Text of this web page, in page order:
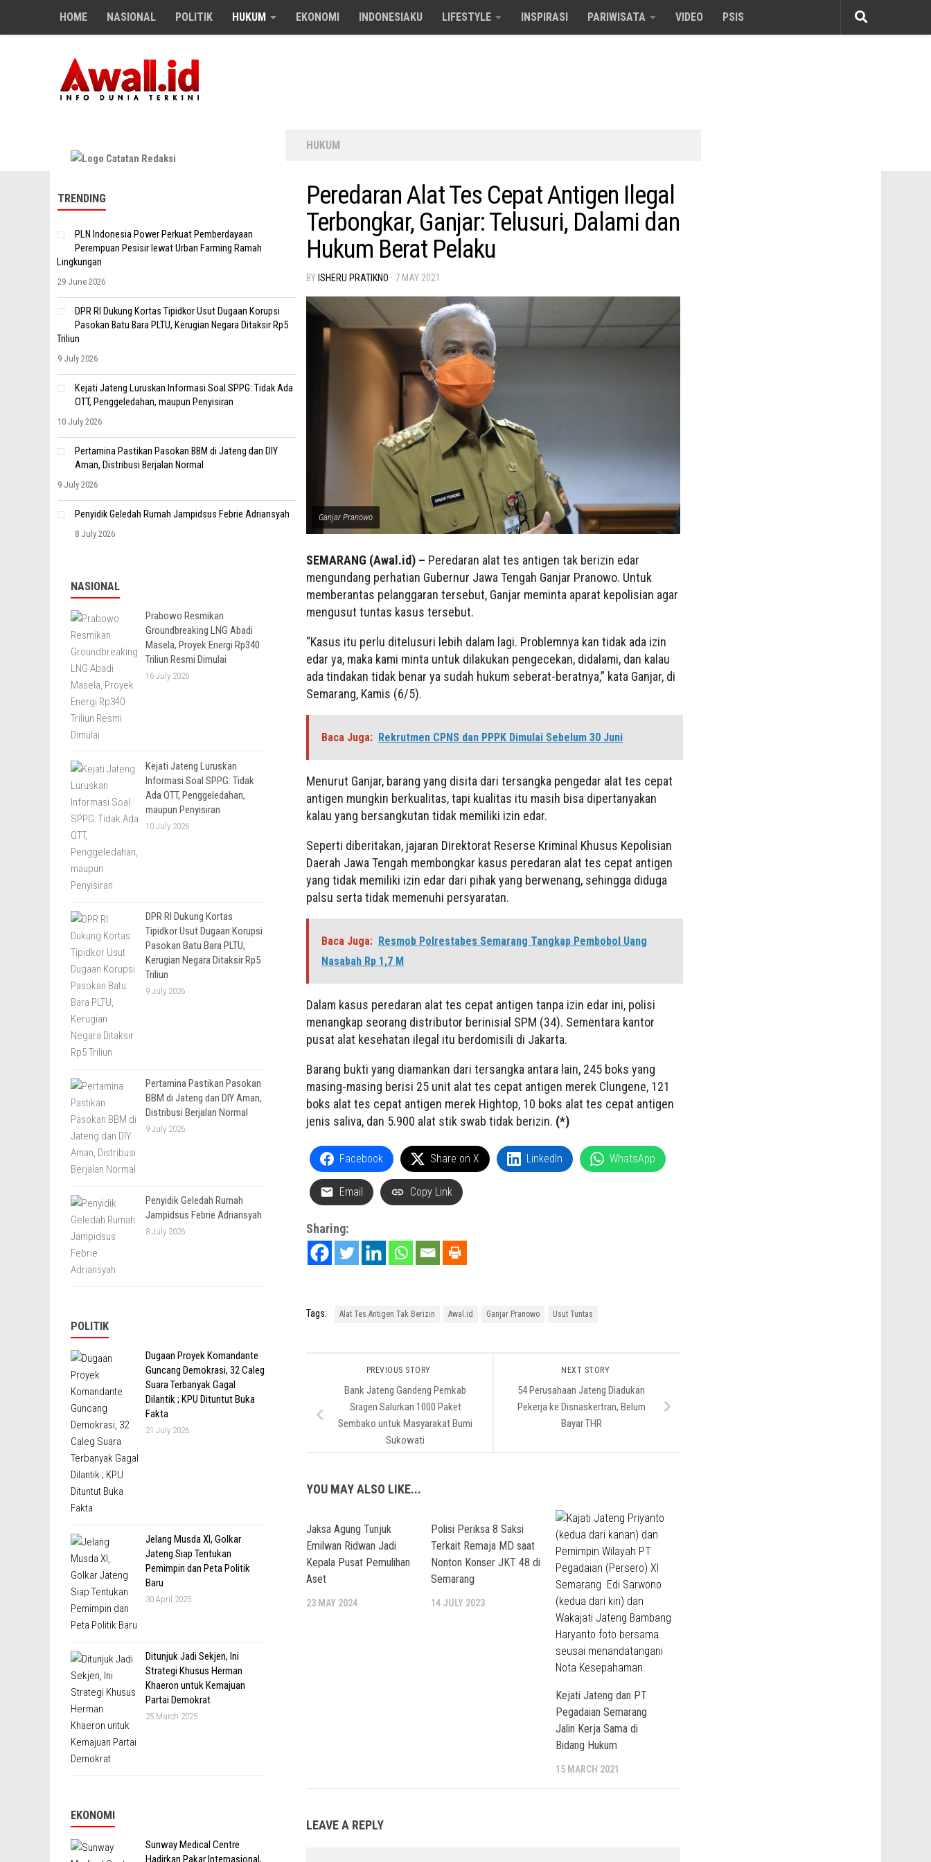
Skip to content
HOME NASIONAL POLITIK HUKUM EKONOMI INDONESIAKU LIFESTYLE INSPIRASI PARIWISATA VIDEO PSIS
HUKUM
Peredaran Alat Tes Cepat Antigen Ilegal
Terbongkar, Ganjar: Telusuri, Dalami dan
Hukum Berat Pelaku
BY ISHERU PRATIKNO · 7 MAY 2021
Ganjar Pranowo
SEMARANG (Awal.id) – Peredaran alat tes antigen tak berizin edar
mengundang perhatian Gubernur Jawa Tengah Ganjar Pranowo. Untuk
memberantas pelanggaran tersebut, Ganjar meminta aparat kepolisian agar
mengusut tuntas kasus tersebut.
“Kasus itu perlu ditelusuri lebih dalam lagi. Problemnya kan tidak ada izin
edar ya, maka kami minta untuk dilakukan pengecekan, didalami, dan kalau
ada tindakan tidak benar ya sudah hukum seberat-beratnya,” kata Ganjar, di
Semarang, Kamis (6/5).
Baca Juga: Rekrutmen CPNS dan PPPK Dimulai Sebelum 30 Juni
Menurut Ganjar, barang yang disita dari tersangka pengedar alat tes cepat
antigen mungkin berkualitas, tapi kualitas itu masih bisa dipertanyakan
kalau yang bersangkutan tidak memiliki izin edar.
Seperti diberitakan, jajaran Direktorat Reserse Kriminal Khusus Kepolisian
Daerah Jawa Tengah membongkar kasus peredaran alat tes cepat antigen
yang tidak memiliki izin edar dari pihak yang berwenang, sehingga diduga
palsu serta tidak memenuhi persyaratan.
Baca Juga: Resmob Polrestabes Semarang Tangkap Pembobol Uang
Nasabah Rp 1,7 M
Dalam kasus peredaran alat tes cepat antigen tanpa izin edar ini, polisi
menangkap seorang distributor berinisial SPM (34). Sementara kantor
pusat alat kesehatan ilegal itu berdomisili di Jakarta.
Barang bukti yang diamankan dari tersangka antara lain, 245 boks yang
masing-masing berisi 25 unit alat tes cepat antigen merek Clungene, 121
boks alat tes cepat antigen merek Hightop, 10 boks alat tes cepat antigen
jenis saliva, dan 5.900 alat stik swab tidak berizin. (*)
Facebook Share on X LinkedIn WhatsApp
Email Copy Link
Sharing:
Tags: Alat Tes Antigen Tak Berizin Awal.id Ganjar Pranowo Usut Tuntas
NEXT STORY
54 Perusahaan Jateng Diadukan
Pekerja ke Disnaskertran, Belum
Bayar THR
PREVIOUS STORY
Bank Jateng Gandeng Pemkab
Sragen Salurkan 1000 Paket
Sembako untuk Masyarakat Bumi
Sukowati
YOU MAY ALSO LIKE...
Jaksa Agung Tunjuk
Emilwan Ridwan Jadi
Kepala Pusat Pemulihan
Aset
23 MAY 2024
Polisi Periksa 8 Saksi
Terkait Remaja MD saat
Nonton Konser JKT 48 di
Semarang
14 JULY 2023
Kejati Jateng dan PT
Pegadaian Semarang
Jalin Kerja Sama di
Bidang Hukum
15 MARCH 2021
LEAVE A REPLY
TRENDING
PLN Indonesia Power Perkuat Pemberdayaan
Perempuan Pesisir lewat Urban Farming Ramah
Lingkungan
29 June 2026
DPR RI Dukung Kortas Tipidkor Usut Dugaan Korupsi
Pasokan Batu Bara PLTU, Kerugian Negara Ditaksir Rp5
Triliun
9 July 2026
Kejati Jateng Luruskan Informasi Soal SPPG: Tidak Ada
OTT, Penggeledahan, maupun Penyisiran
10 July 2026
Pertamina Pastikan Pasokan BBM di Jateng dan DIY
Aman, Distribusi Berjalan Normal
9 July 2026
Penyidik Geledah Rumah Jampidsus Febrie Adriansyah
8 July 2026
NASIONAL
Prabowo Resmikan
Groundbreaking LNG Abadi
Masela, Proyek Energi Rp340
Triliun Resmi Dimulai
16 July 2026
Kejati Jateng Luruskan
Informasi Soal SPPG: Tidak
Ada OTT, Penggeledahan,
maupun Penyisiran
10 July 2026
DPR RI Dukung Kortas
Tipidkor Usut Dugaan Korupsi
Pasokan Batu Bara PLTU,
Kerugian Negara Ditaksir Rp5
Triliun
9 July 2026
Pertamina Pastikan Pasokan
BBM di Jateng dan DIY Aman,
Distribusi Berjalan Normal
9 July 2026
Penyidik Geledah Rumah
Jampidsus Febrie Adriansyah
8 July 2026
POLITIK
Dugaan Proyek Komandante
Guncang Demokrasi, 32 Caleg
Suara Terbanyak Gagal
Dilantik ; KPU Dituntut Buka
Fakta
21 July 2026
Jelang Musda XI, Golkar
Jateng Siap Tentukan
Pemimpin dan Peta Politik
Baru
30 April 2025
Ditunjuk Jadi Sekjen, Ini
Strategi Khusus Herman
Khaeron untuk Kemajuan
Partai Demokrat
25 March 2025
EKONOMI
Sunway Medical Centre
Hadirkan Pakar Internasional,